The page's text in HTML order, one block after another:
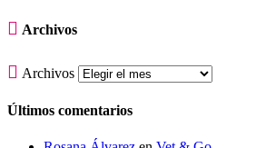
 Archivos
 Archivos
Últimos comentarios